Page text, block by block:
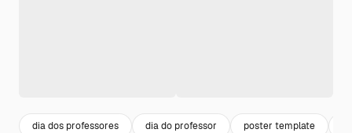
dia dos professores dia do professor poster template